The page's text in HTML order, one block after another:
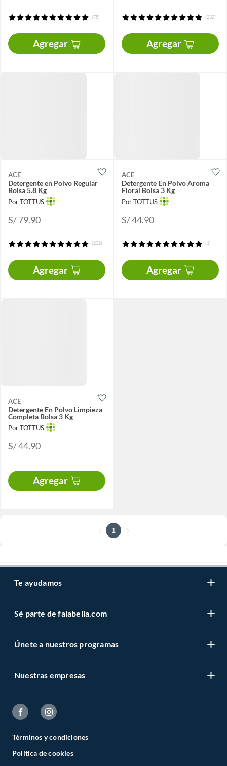
(75)
Agregar
(232)
Agregar
ACE
Detergente en Polvo Regular
Bolsa 5.8 Kg
Por TOTTUS
S/ 79.90
(232)
Agregar
ACE
Detergente En Polvo Aroma
Floral Bolsa 3 Kg
Por TOTTUS
S/ 44.90
(1)
Agregar
ACE
Detergente En Polvo Limpieza
Completa Bolsa 3 Kg
Por TOTTUS
S/ 44.90
Agregar
1
Te ayudamos
Sé parte de falabella.com
Únete a nuestros programas
Nuestras empresas
Términos y condiciones
Política de cookies